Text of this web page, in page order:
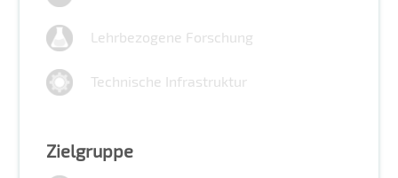
Lehrbezogene Forschung
Technische Infrastruktur
Zielgruppe